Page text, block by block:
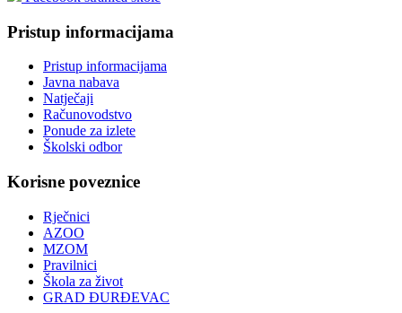
Pristup informacijama
Pristup informacijama
Javna nabava
Natječaji
Računovodstvo
Ponude za izlete
Školski odbor
Korisne poveznice
Rječnici
AZOO
MZOM
Pravilnici
Škola za život
GRAD ĐURĐEVAC